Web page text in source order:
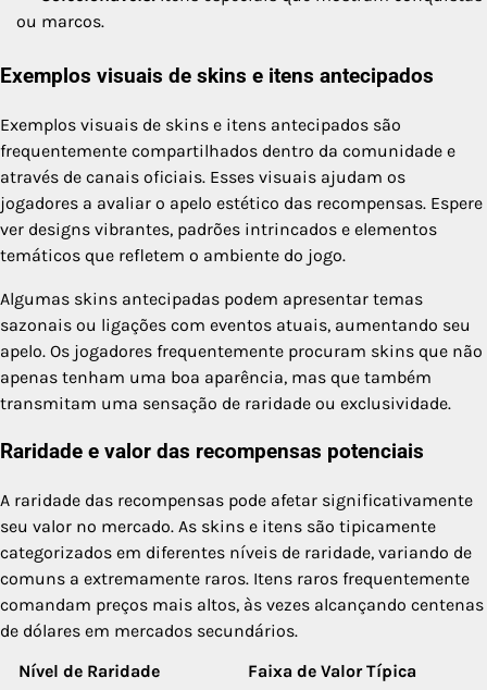
ou marcos.
Exemplos visuais de skins e itens antecipados
Exemplos visuais de skins e itens antecipados são
frequentemente compartilhados dentro da comunidade e
através de canais oficiais. Esses visuais ajudam os
jogadores a avaliar o apelo estético das recompensas. Espere
ver designs vibrantes, padrões intrincados e elementos
temáticos que refletem o ambiente do jogo.
Algumas skins antecipadas podem apresentar temas
sazonais ou ligações com eventos atuais, aumentando seu
apelo. Os jogadores frequentemente procuram skins que não
apenas tenham uma boa aparência, mas que também
transmitam uma sensação de raridade ou exclusividade.
Raridade e valor das recompensas potenciais
A raridade das recompensas pode afetar significativamente
seu valor no mercado. As skins e itens são tipicamente
categorizados em diferentes níveis de raridade, variando de
comuns a extremamente raros. Itens raros frequentemente
comandam preços mais altos, às vezes alcançando centenas
de dólares em mercados secundários.
Nível de Raridade
Faixa de Valor Típica